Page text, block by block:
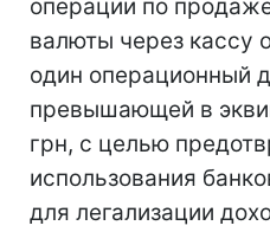
операции по
валюты через кассу
один операционный
превышающей в
грн, с целью
использования
для легализации